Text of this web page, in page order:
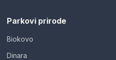
Parkovi prirode
Biokovo
Dinara